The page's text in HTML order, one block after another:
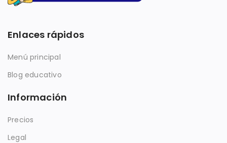
Enlaces rápidos
Menú principal
Blog educativo
Información
Precios
Legal